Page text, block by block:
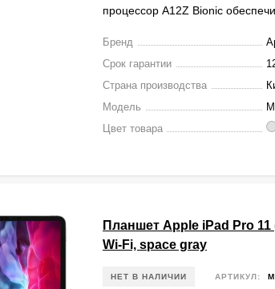
процессор A12Z Bionic
Бренд
Срок гарантии
Страна производства
Модель
Цвет товара
Планшет Apple iPad Pro 11
Wi-Fi, space gray
НЕТ В НАЛИЧИИ АРТИКУЛ: